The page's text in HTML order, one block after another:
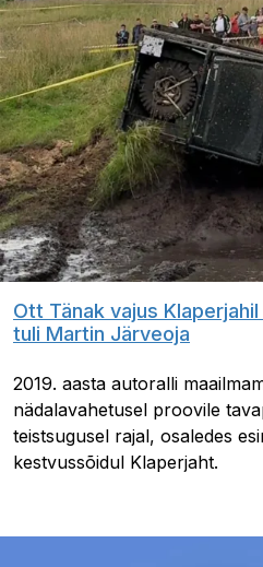
Ott Tänak vajus
tuli Martin Järveoja
2019. aasta autoralli
nädalavahetusel proovile
teistsugusel rajal, osaledes
kestvussõidul Klaperjaht.